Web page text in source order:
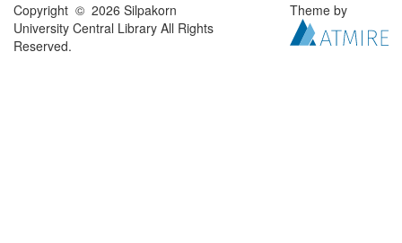
Copyright © 2026 Silpakorn
University Central Library All Rights
Reserved.
Theme by